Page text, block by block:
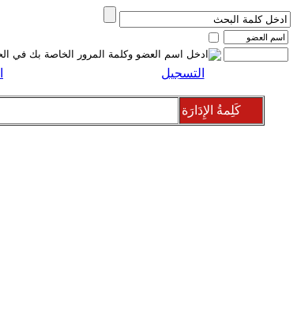
التسجيل
كَلِمةُ الإِدَارَة